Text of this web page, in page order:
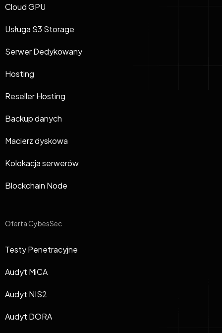
Cloud GPU
Usługa S3 Storage
Serwer Dedykowany
Hosting
Reseller Hosting
Backup danych
Macierz dyskowa
Kolokacja serwerów
Blockchain Node
Oferta CybesSec
Testy Penetracyjne
Audyt MiCA
Audyt NIS2
Audyt DORA